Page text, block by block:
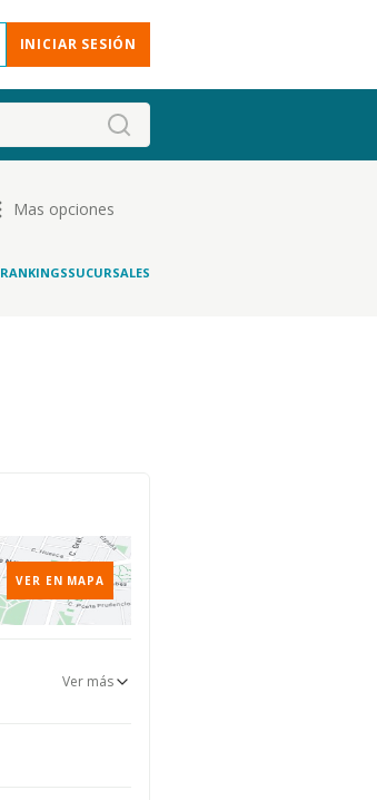
INICIAR SESIÓN
Mas opciones
RANKINGSSUCURSALES
VER EN MAPA
Ver más